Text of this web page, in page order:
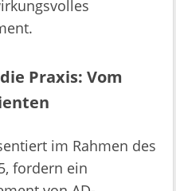
Praxis: Vom
im Rahmen des
fordern ein